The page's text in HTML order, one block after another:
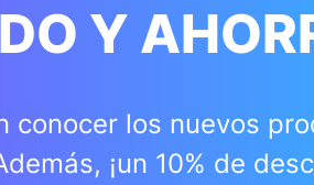
Y
conocer los nuevos
¡un 10% de